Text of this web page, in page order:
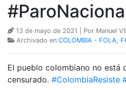
13 de mayo de 2021
| Por Manuel
Archivado en:COLOMBIA - FOLA,
El pueblo colombiano no está
censurado. #ColombiaResiste